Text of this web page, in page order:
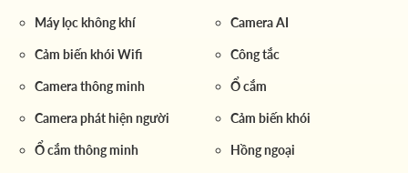
Máy lọc không khí
Cảm biến khói Wifi
Camera thông minh
Camera phát hiện người
Ổ cắm thông minh
Camera AI
Công tắc
Ổ cắm
Cảm biến khói
Hồng ngoại